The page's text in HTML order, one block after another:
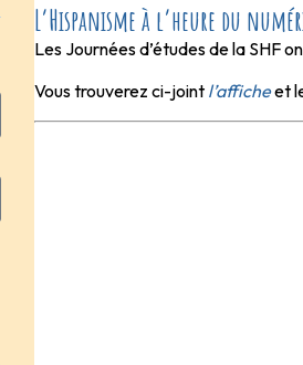
L’Hispanisme à l’heure du
Les Journées d’études de la SHF
Vous trouverez ci-joint l’afficheet